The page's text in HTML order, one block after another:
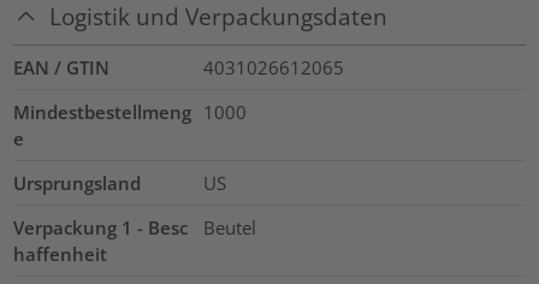
Logistik und Verpackungsdaten
EAN / GTIN
4031026612065
Mindestbestellmeng
e
1000
Ursprungsland
US
Verpackung 1 - Besc
haffenheit
Beutel